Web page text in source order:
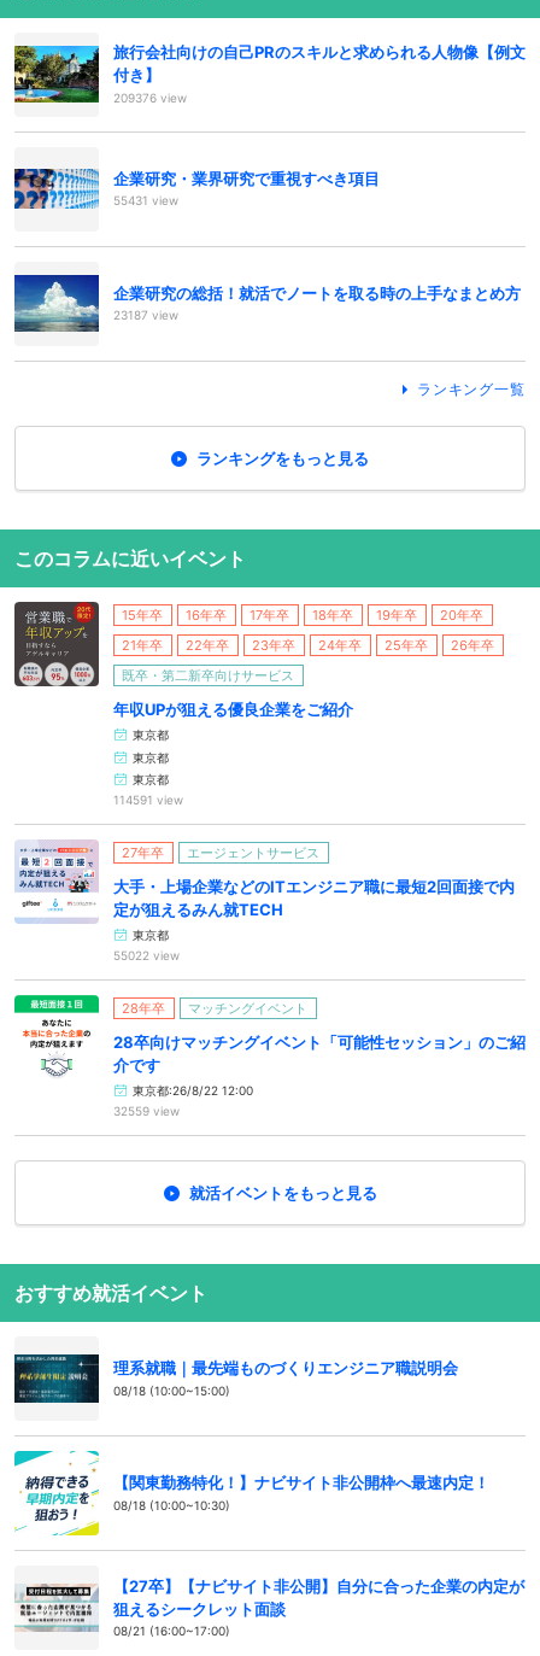
旅行会社向けの自己PRのスキルと求められる人物像【例文
付き】
209376 view
企業研究・業界研究で重視すべき項目
55431 view
企業研究の総括！就活でノートを取る時の上手なまとめ方
23187 view
ランキング一覧
ランキングをもっと見る
このコラムに近いイベント
15年卒 16年卒 17年卒 18年卒 19年卒
20年卒
21年卒
22年卒 23年卒 24年卒 25年卒
26年卒
既卒・第二新卒向けサービス
年収UPが狙える優良企業をご紹介
東京都
東京都
東京都
114591 view
27年卒 エージェントサービス
大手・上場企業などのITエンジニア職に最短2回面接で内
定が狙えるみん就TECH
東京都
55022 view
28年卒 マッチングイベント
28卒向けマッチングイベント「可能性セッション」のご紹
介です
東京都:26/8/22 12:00
32559 view
就活イベントをもっと見る
おすすめ就活イベント
理系就職｜最先端ものづくりエンジニア職説明会
08/18 (10:00~15:00)
【関東勤務特化！】ナビサイト非公開枠へ最速内定！
08/18 (10:00~10:30)
【27卒】【ナビサイト非公開】自分に合った企業の内定が
狙えるシークレット面談
08/21 (16:00~17:00)